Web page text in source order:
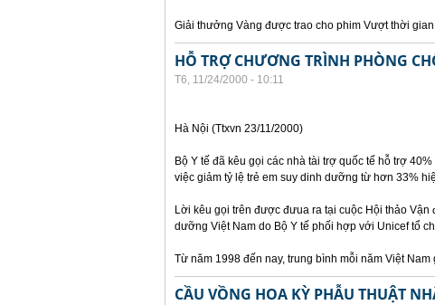
Giải thưởng Vàng được trao cho phim Vượt thời
HỖ TRỢ CHƯƠNG TRÌNH PHÒNG
T6, 11/24/2000 - 10:11
Hà Nội (Ttxvn 23/11/2000)
Bộ Y tế đã kêu gọi các nhà tài trợ quốc tế hỗ trợ
việc giảm tỷ lệ trẻ em suy dinh dưỡng từ hơn 33%
Lời kêu gọi trên được đưua ra tại cuộc Hội thảo
dưỡng Việt Nam do Bộ Y tế phối hợp với Unicef tổ
Từ năm 1998 đến nay, trung bình mỗi năm Việt Nam
CẦU VỒNG HOA KỲ PHẪU THUẬT